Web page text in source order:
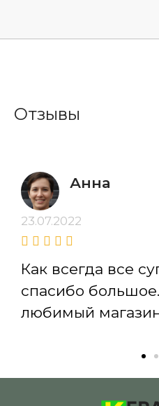
Отзывы
Анна
23.07.2022
Как всегда все
спасибо
любимый